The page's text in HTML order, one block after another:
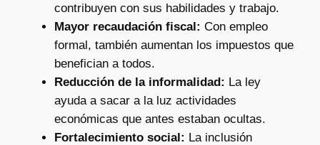
contribuyen con sus habilidades y trabajo.
Mayor recaudación fiscal: Con empleo
formal, también aumentan los impuestos que
benefician a todos.
Reducción de la informalidad: La ley
ayuda a sacar a la luz actividades
económicas que antes estaban ocultas.
Fortalecimiento social: La inclusión